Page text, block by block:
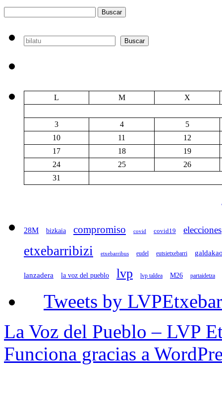
Buscar Buscar
L M X
3 4
5
10
11
12
17
18
19
24
25
26
31
28M bizkaia compromiso covid covid19 elecciones
etxebarribizi etxebarribus eudel eutsietxebarri
lanzadera la voz del pueblo lvp lvp taldea M26 partaidetza
Tweets by
La Voz del Pueblo – LVP
Funciona gracias a